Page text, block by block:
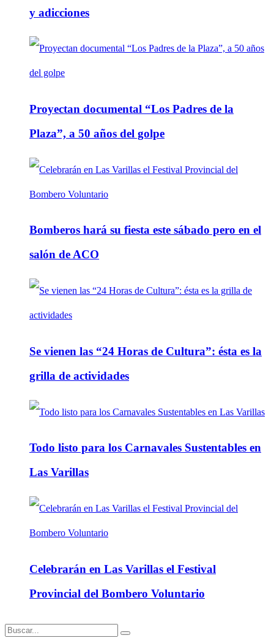
y adicciones
Proyectan documental “Los Padres de la
Plaza”, a 50 años del golpe
Bomberos hará su fiesta este sábado pero en el
salón de ACO
Se vienen las “24 Horas de Cultura”: ésta es la
grilla de actividades
Todo listo para los Carnavales Sustentables en
Las Varillas
Celebrarán en Las Varillas el Festival
Provincial del Bombero Voluntario